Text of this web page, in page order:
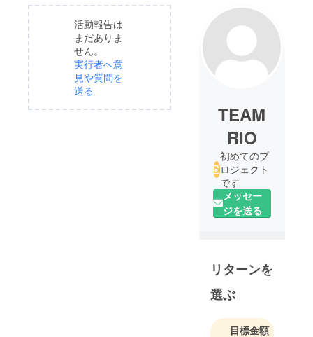
活動報告は
まだありま
せん。
実行者へ意
見や質問を
送る
TEAM
RIO
初めてのプ
ロジェクト
です
メッセー
ジを送る
リターンを
選ぶ
目標金額